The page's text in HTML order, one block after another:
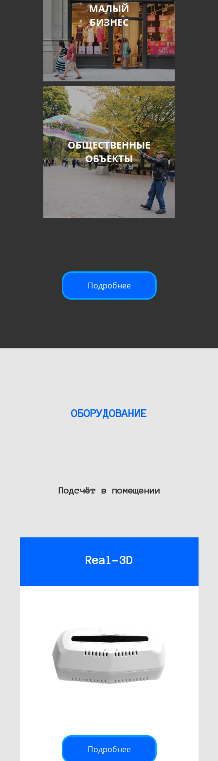
МАЛЫЙ
БИЗНЕС
ОБЩЕСТВЕННЫЕ
ОБЪЕКТЫ
Подробнее
ОБОРУДОВАНИЕ
Подсчёт в помещении
Real-3D
Подробнее